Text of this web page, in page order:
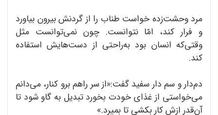
مرد وحشت‌زده خواست طناب را از گردنش بیرون بیاورد
و فرار کند، امّا نتوانست. چون نمی‌توانست مثل
وقتی‌که انسان بود به‌راحتی از دست‌هایش استفاده
کند.
دم‌دار و سم دار سفید گفت:«از سر راهم برو کنار، می‌دانم
می‌خواستی از غذای خودت بخورد تبدیل به گاو شود تا
آن‌قدر ازش کار بکشی تا بمیرد.»